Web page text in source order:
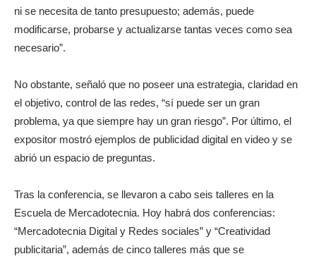
ni se necesita de tanto presupuesto; además, puede
modificarse, probarse y actualizarse tantas veces como sea
necesario”.
No obstante, señaló que no poseer una estrategia, claridad en
el objetivo, control de las redes, “sí puede ser un gran
problema, ya que siempre hay un gran riesgo”. Por último, el
expositor mostró ejemplos de publicidad digital en video y se
abrió un espacio de preguntas.
Tras la conferencia, se llevaron a cabo seis talleres en la
Escuela de Mercadotecnia. Hoy habrá dos conferencias:
“Mercadotecnia Digital y Redes sociales” y “Creatividad
publicitaria”, además de cinco talleres más que se